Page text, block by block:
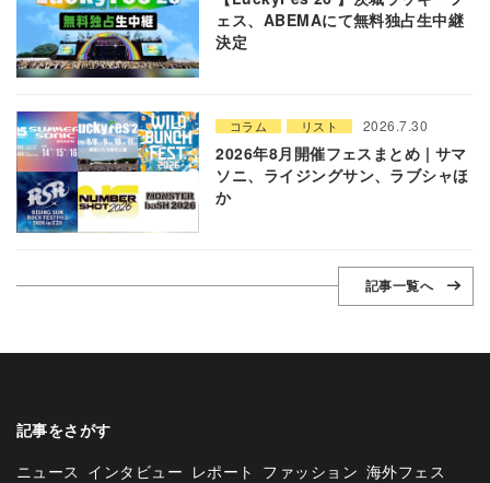
ェス、ABEMAにて無料独占生中継
決定
コラム リスト 2026.7.30
2026年8月開催フェスまとめ | サマ
ソニ、ライジングサン、ラブシャほ
か
記事一覧へ
記事をさがす
ニュース インタビュー レポート ファッション 海外フェス